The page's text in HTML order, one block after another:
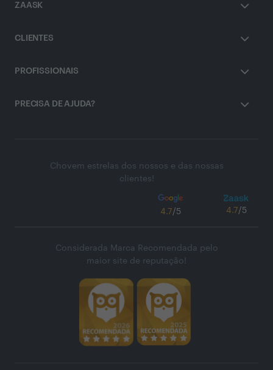
ZAASK
CLIENTES
PROFISSIONAIS
PRECISA DE AJUDA?
Chovem estrelas dos nossos e das nossas
clientes!
4.7/5 4.7/5
Considerada Marca Recomendada pelo
maior site de reputação!